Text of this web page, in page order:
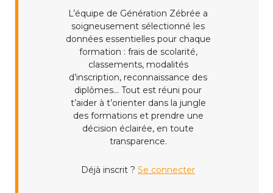
L’équipe de Génération Zébrée a
soigneusement sélectionné les
données essentielles pour chaque
formation : frais de scolarité,
classements, modalités
d’inscription, reconnaissance des
diplômes... Tout est réuni pour
t’aider à t’orienter dans la jungle
des formations et prendre une
décision éclairée, en toute
transparence.
Déjà inscrit ? Se connecter